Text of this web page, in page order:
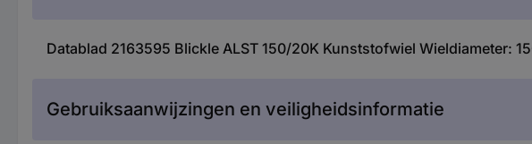
Datablad 2163595 Blickle ALST 150/20K Kunststofwiel Wieldiameter:
Gebruiksaanwijzingen en veiligheidsinformatie